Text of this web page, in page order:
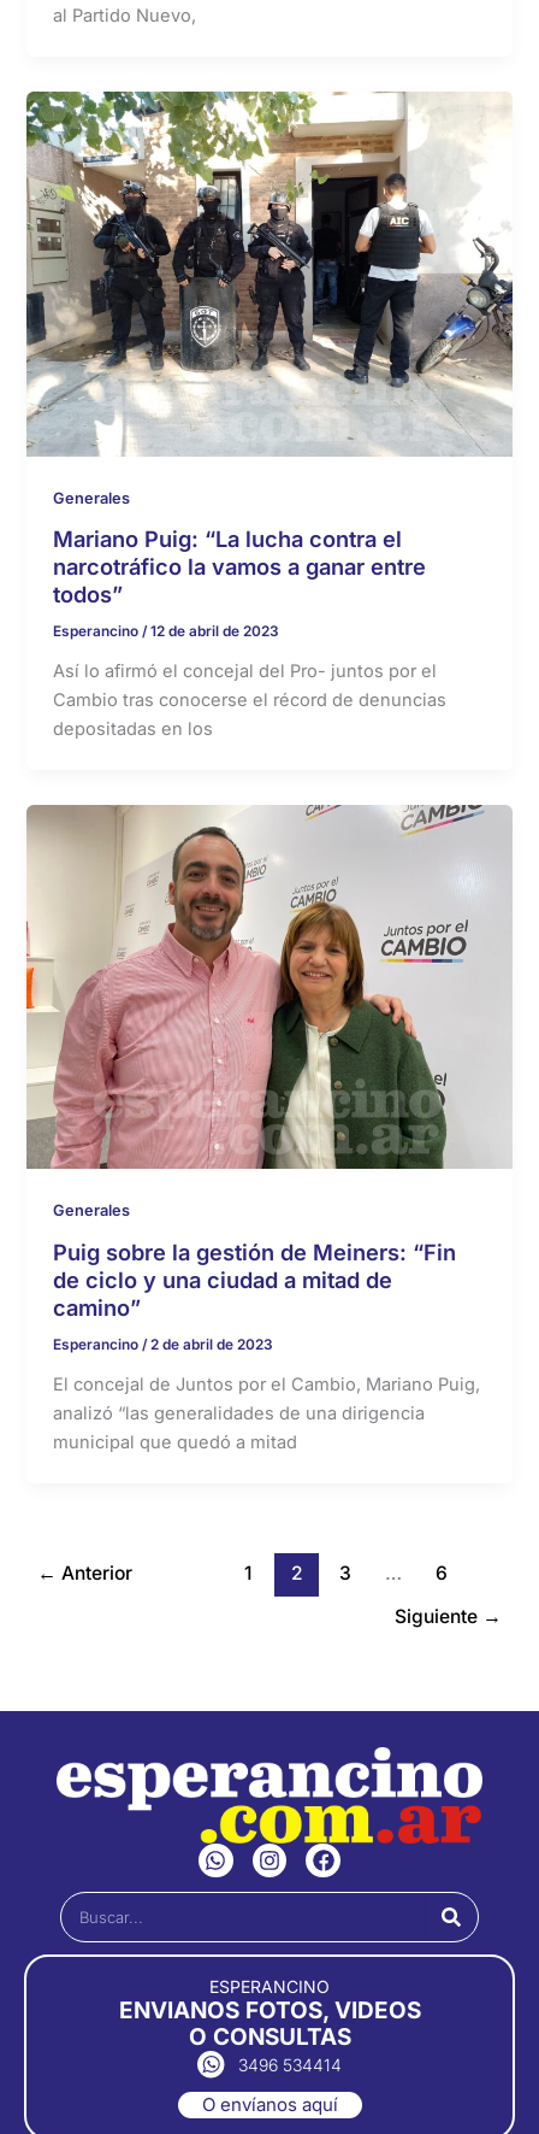
al Partido Nuevo,
Generales
Mariano Puig: “La lucha contra el
narcotráfico la vamos a ganar entre
todos”
Esperancino/12 de abril de 2023
Así lo afirmó el concejal del Pro- juntos por el
Cambio tras conocerse el récord de denuncias
depositadas en los
Generales
Puig sobre la gestión de Meiners: “Fin
de ciclo y una ciudad a mitad de
camino”
Esperancino/2 de abril de 2023
El concejal de Juntos por el Cambio, Mariano Puig,
analizó “las generalidades de una dirigencia
municipal que quedó a mitad
← Anterior 1 2 3 …
6
Siguiente →
W
h
a
s
a
p
p
I
n
s
a
g
r
a
m
F
a
c
b
o
o
k
Buscar
ESPERANCINO
ENVIANOS FOTOS, VIDEOS
O CONSULTAS
3496 534414
O envíanos aquí